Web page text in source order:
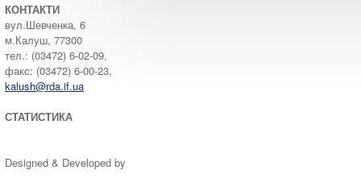
КОНТАКТИ
вул.Шевченка, 6
м.Калуш, 77300
тел.: (03472) 6-02-09,
факс: (03472) 6-00-23,
kalush@rda.if.ua
СТАТИСТИКА
Designed & Developed by